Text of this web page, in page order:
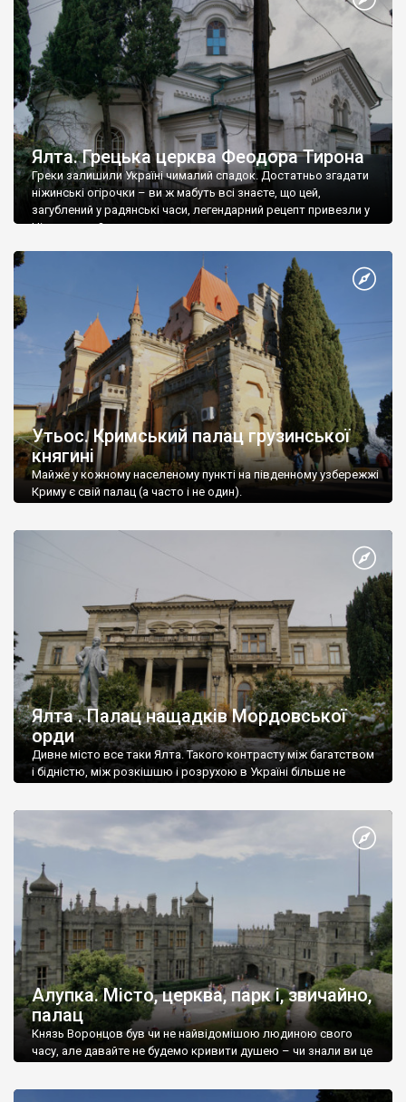
Ялта. Грецька церква Феодора Тирона
Греки залишили Україні чималий спадок. Достатньо згадати
ніжинські огірочки – ви ж мабуть всі знаєте, що цей,
загублений у радянські часи, легендарний рецепт привезли у
Ніжин греки?
Утьос. Кримський палац грузинської
княгині
Майже у кожному населеному пункті на південному узбережжі
Криму є свій палац (а часто і не один).
Ялта . Палац нащадків Мордовської
орди
Дивне місто все таки Ялта. Такого контрасту між багатством
і бідністю, між розкішшю і розрухою в Україні більше не
Алупка. Місто, церква, парк і, звичайно,
палац
Князь Воронцов був чи не найвідомішою людиною свого
часу, але давайте не будемо кривити душею – чи знали ви це